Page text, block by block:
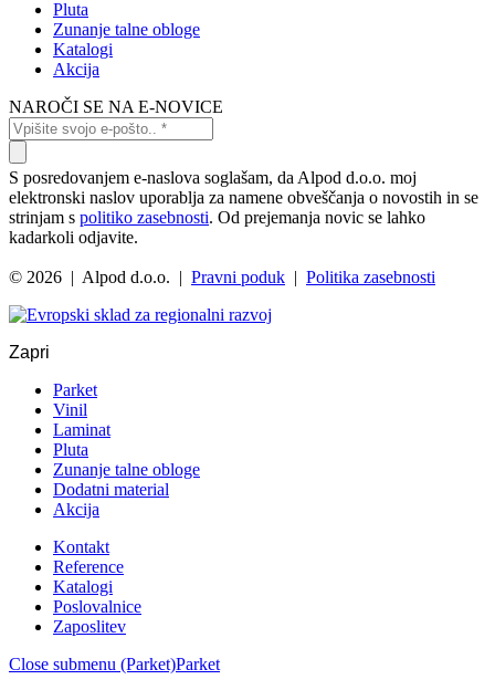
Pluta
Zunanje talne obloge
Katalogi
Akcija
NAROČI SE NA E-NOVICE
S posredovanjem e-naslova soglašam, da Alpod d.o.o. moj
elektronski naslov uporablja za namene obveščanja o novostih in se
strinjam s politiko zasebnosti. Od prejemanja novic se lahko
kadarkoli odjavite.
© 2026 | Alpod d.o.o. | Pravni poduk | Politika zasebnosti
Zapri
Parket
Vinil
Laminat
Pluta
Zunanje talne obloge
Dodatni material
Akcija
Kontakt
Reference
Katalogi
Poslovalnice
Zaposlitev
Close submenu (Parket)Parket